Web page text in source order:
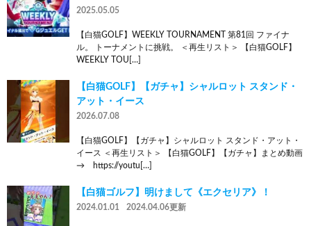
2025.05.05
【白猫GOLF】WEEKLY TOURNAMENT 第81回 ファイナ
ル。 トーナメントに挑戦。 ＜再生リスト＞ 【白猫GOLF】
WEEKLY TOU[…]
【白猫GOLF】【ガチャ】シャルロット スタンド・
アット・イース
2026.07.08
【白猫GOLF】【ガチャ】シャルロット スタンド・アット・
イース ＜再生リスト＞ 【白猫GOLF】【ガチャ】まとめ動画
→ https://youtu[…]
【白猫ゴルフ】明けまして《エクセリア》！
2024.01.01 2024.04.06更新